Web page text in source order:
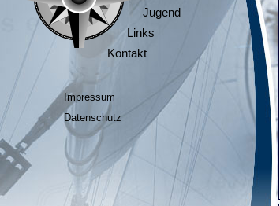
Jugend
Links
Kontakt
Impressum
Datenschutz